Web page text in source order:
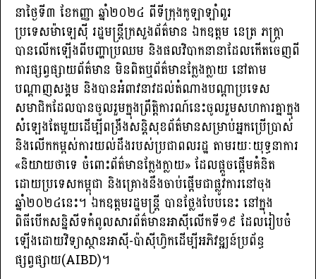
នាថ្ងៃទី៣ ខែកញ្ញា ឆ្នាំ២០២៤ ពីទីក្រុងកូឡាឡាំពួរ
ប្រទេសម៉ាឡេស៊ី រដ្ឋមន្ត្រីក្រសួងព័ត៌មាន ឯកឧត្តម នេត្រ ភក្រ្តា
បានលើកឡើងពីបញ្ហាប្រឈម និងផលវិបាកនានាដែលកើតចេញពី
ការផ្សព្វផ្សាយព័ត៌មាន មិនពិតឬព័ត៌មានក្លែងក្លាយ នៅតាម
បណ្តាញសង្គម និងបានអំពាវនាវដល់តំណាងបណ្តាប្រទេស
សមាជិកដែលបានចូលរួមក្នុងព្រឹត្តិការណ៍នេះចូលរួមសហការគ្នាក្នុង
សំឡេងតែមួយដើម្បីពង្រឹងសន្តិសុខព័ត៌មានសម្រាប់អ្នកប្រើប្រាស់
និងលើកកម្ពស់ការយល់ដឹងរបស់ប្រជាពលរដ្ឋ តាមរយៈយុទ្ធនាការ
«និយាយថាទេ ចំពោះព័ត៌មានក្លែងក្លាយ» ដែលផ្តួចផ្តើមគំនិត
ដោយប្រទេសកម្ពុជា និងគ្រោងនឹងចាប់ផ្តើមជាផ្លូវការនៅចុង
ឆ្នាំ២០២៤នេះ។ ឯកឧត្តមរដ្ឋមន្ត្រី បានថ្លែងបែបនេះ នៅក្នុង
ពិធីបើកសន្និសីទកំពូលសារព័ត៌មានអាស៊ីលើកទី១៩ ដែលរៀបចំ
ឡើងដោយវិទ្យាស្ថានអាស៊ី-ប៉ាស៊ីហ្វិកដើម្បីអភិវឌ្ឍន៍ប្រព័ន្ធ
ផ្សព្វផ្សាយ(AIBD)។